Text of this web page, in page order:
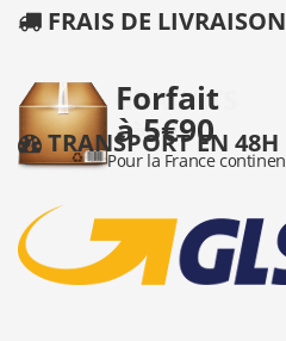
FRAIS DE LIVRAISON
TRANSPORT EN 48H